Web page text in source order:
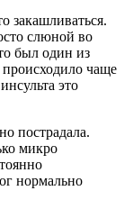
закашливаться.
слюной во
был один из
чаще
это
пострадала.
микро
нормально